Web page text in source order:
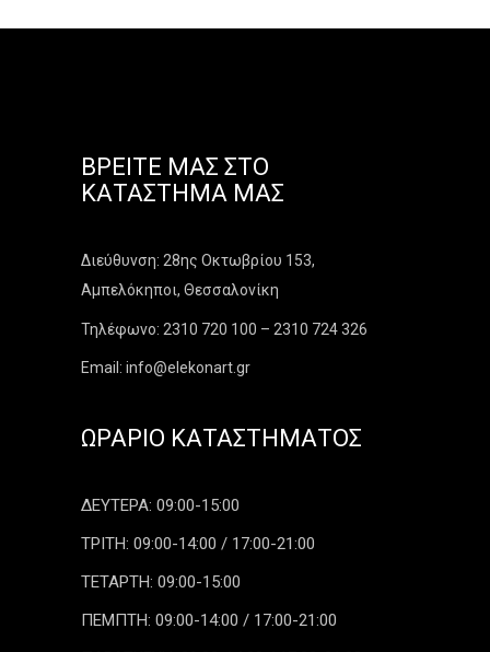
ΒΡΕΊΤΕ ΜΑΣ ΣΤΟ
ΚΑΤΆΣΤΗΜΑ ΜΑΣ
Διεύθυνση: 28ης Οκτωβρίου 153,
Αμπελόκηποι, Θεσσαλονίκη
Τηλέφωνο: 2310 720 100 – 2310 724 326
Email: info@elekonart.gr
ΩΡΆΡΙΟ ΚΑΤΑΣΤΉΜΑΤΟΣ
ΔΕΥΤΕΡΑ: 09:00-15:00
ΤΡΙΤΗ: 09:00-14:00 / 17:00-21:00
ΤΕΤΑΡΤΗ: 09:00-15:00
ΠΕΜΠΤΗ: 09:00-14:00 / 17:00-21:00